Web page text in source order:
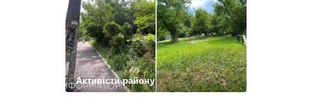
жителів через вирубку дерев, але наполягає на
необхідності забезпечити теплом понад 400
будинків. …
Поділитися у соцмережах:
Активісти району